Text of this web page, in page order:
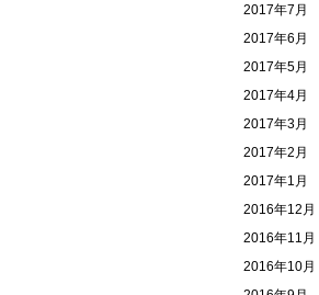
2017年7月
2017年6月
2017年5月
2017年4月
2017年3月
2017年2月
2017年1月
2016年12月
2016年11月
2016年10月